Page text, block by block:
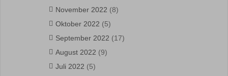
November 2022 (8)
Oktober 2022 (5)
September 2022 (17)
August 2022 (9)
Juli 2022 (5)